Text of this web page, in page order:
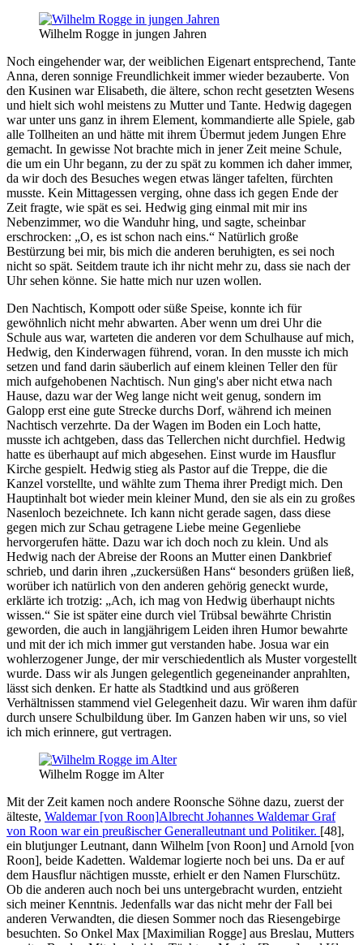
Wilhelm Rogge in jungen Jahren
Noch eingehender war, der weiblichen Eigenart entsprechend, Tante
Anna, deren sonnige Freundlichkeit immer wieder bezauberte. Von
den Kusinen war Elisabeth, die ältere, schon recht gesetzten Wesens
und hielt sich wohl meistens zu Mutter und Tante. Hedwig dagegen
war unter uns ganz in ihrem Element, kommandierte alle Spiele, gab
alle Tollheiten an und hätte mit ihrem Übermut jedem Jungen Ehre
gemacht. In gewisse Not brachte mich in jener Zeit meine Schule,
die um ein Uhr begann, zu der zu spät zu kommen ich daher immer,
da wir doch des Besuches wegen etwas länger tafelten, fürchten
musste. Kein Mittagessen verging, ohne dass ich gegen Ende der
Zeit fragte, wie spät es sei. Hedwig ging einmal mit mir ins
Nebenzimmer, wo die Wanduhr hing, und sagte, scheinbar
erschrocken:
O, es ist schon nach eins.
Natürlich große
Bestürzung bei mir, bis mich die anderen beruhigten, es sei noch
nicht so spät. Seitdem traute ich ihr nicht mehr zu, dass sie nach der
Uhr sehen könne. Sie hatte mich nur uzen wollen.
Den Nachtisch, Kompott oder süße Speise, konnte ich für
gewöhnlich nicht mehr abwarten. Aber wenn um drei Uhr die
Schule aus war, warteten die anderen vor dem Schulhause auf mich,
Hedwig, den Kinderwagen führend, voran. In den musste ich mich
setzen und fand darin säuberlich auf einem kleinen Teller den für
mich aufgehobenen Nachtisch. Nun ging's aber nicht etwa nach
Hause, dazu war der Weg lange nicht weit genug, sondern im
Galopp erst eine gute Strecke durchs Dorf, während ich meinen
Nachtisch verzehrte. Da der Wagen im Boden ein Loch hatte,
musste ich achtgeben, dass das Tellerchen nicht durchfiel. Hedwig
hatte es überhaupt auf mich abgesehen. Einst wurde im Hausflur
Kirche gespielt. Hedwig stieg als Pastor auf die Treppe, die die
Kanzel vorstellte, und wählte zum Thema ihrer Predigt mich. Den
Hauptinhalt bot wieder mein kleiner Mund, den sie als ein zu großes
Nasenloch bezeichnete. Ich kann nicht gerade sagen, dass diese
gegen mich zur Schau getragene Liebe meine Gegenliebe
hervorgerufen hätte. Dazu war ich doch noch zu klein. Und als
Hedwig nach der Abreise der Roons an Mutter einen Dankbrief
schrieb, und darin ihren
zuckersüßen Hans
besonders grüßen ließ,
worüber ich natürlich von den anderen gehörig geneckt wurde,
erklärte ich trotzig:
Ach, ich mag von Hedwig überhaupt nichts
wissen.
Sie ist später eine durch viel Trübsal bewährte Christin
geworden, die auch in langjährigem Leiden ihren Humor bewahrte
und mit der ich mich immer gut verstanden habe. Josua war ein
wohlerzogener Junge, der mir verschiedentlich als Muster vorgestellt
wurde. Dass wir als Jungen gelegentlich gegeneinander anprahlten,
lässt sich denken. Er hatte als Stadtkind und aus größeren
Verhältnissen stammend viel Gelegenheit dazu. Wir waren ihm dafür
durch unsere Schulbildung über. Im Ganzen haben wir uns, so viel
ich mich erinnere, gut vertragen.
Wilhelm Rogge im Alter
Mit der Zeit kamen noch andere Roonsche Söhne dazu, zuerst der
älteste, Waldemar [von Roon]Albrecht Johannes Waldemar Graf
von Roon war ein preußischer Generalleutnant und Politiker. [48],
ein blutjunger Leutnant, dann Wilhelm [von Roon] und Arnold [von
Roon], beide Kadetten. Waldemar logierte noch bei uns. Da er auf
dem Hausflur nächtigen musste, erhielt er den Namen Flurschütz.
Ob die anderen auch noch bei uns untergebracht wurden, entzieht
sich meiner Kenntnis. Jedenfalls war das nicht mehr der Fall bei
anderen Verwandten, die diesen Sommer noch das Riesengebirge
besuchten. So Onkel Max [Maximilian Rogge] aus Breslau, Mutters